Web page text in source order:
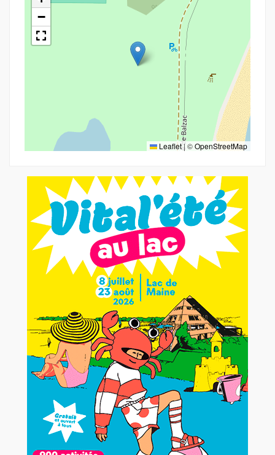
−
Leaflet|©OpenStreetMap